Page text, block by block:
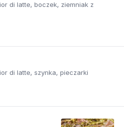
di latte, boczek, ziemniak z
di latte, szynka, pieczarki